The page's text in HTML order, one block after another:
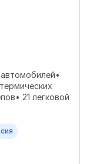
21 легковой